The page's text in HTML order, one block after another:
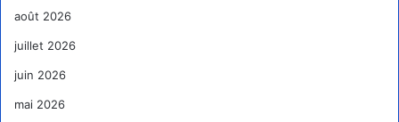
août 2026
juillet 2026
juin 2026
mai 2026